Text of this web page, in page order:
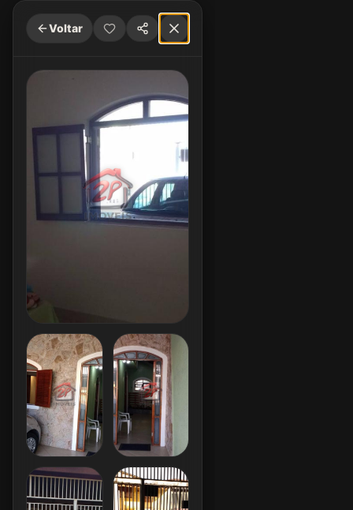
Voltar